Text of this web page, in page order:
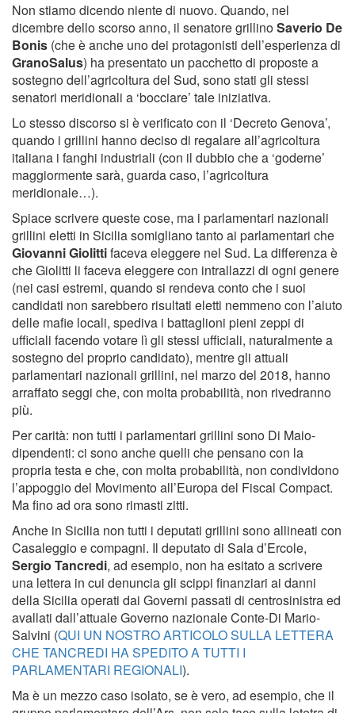
Non stiamo dicendo niente di nuovo. Quando, nel
dicembre dello scorso anno, il senatore grillinoSaverio De
Bonis (che è anche uno dei protagonisti dell’esperienza di
GranoSalus) ha presentato un pacchetto di proposte a
sostegno dell’agricoltura del Sud, sono stati gli stessi
senatori meridionali a ‘bocciare’ tale iniziativa.
Lo stesso discorso si è verificato con il ‘Decreto Genova’,
quando i grillini hanno deciso di regalare all’agricoltura
italiana i fanghi industriali (con il dubbio che a ‘goderne’
maggiormente sarà, guarda caso, l’agricoltura
meridionale…).
Spiace scrivere queste cose, ma i parlamentari nazionali
grillini eletti in Sicilia somigliano tanto ai parlamentari che
Giovanni Giolittifaceva eleggere nel Sud. La differenza è
che Giolitti li faceva eleggere con intrallazzi di ogni genere
(nei casi estremi, quando si rendeva conto che i suoi
candidati non sarebbero risultati eletti nemmeno con l’aiuto
delle mafie locali, spediva i battaglioni pieni zeppi di
ufficiali facendo votare lì gli stessi ufficiali, naturalmente a
sostegno del proprio candidato), mentre gli attuali
parlamentari nazionali grillini, nel marzo del 2018, hanno
arraffato seggi che, con molta probabilità, non rivedranno
più.
Per carità: non tutti i parlamentari grillini sono Di Maio-
dipendenti: ci sono anche quelli che pensano con la
propria testa e che, con molta probabilità, non condividono
l’appoggio del Movimento all’Europa del Fiscal Compact.
Ma fino ad ora sono rimasti zitti.
Anche in Sicilia non tutti i deputati grillini sono allineati con
Casaleggio e compagni. Il deputato di Sala d’Ercole,
Sergio Tancredi, ad esempio, non ha esitato a scrivere
una lettera in cui denuncia gli scippi finanziari ai danni
della Sicilia operati dai Governi passati di centrosinistra ed
avallati dall’attuale Governo nazionale Conte-Di Mario-
Salvini (QUI UN NOSTRO ARTICOLO SULLA LETTERA
CHE TANCREDI HA SPEDITO A TUTTI I
PARLAMENTARI REGIONALI).
Ma è un mezzo caso isolato, se è vero, ad esempio, che il